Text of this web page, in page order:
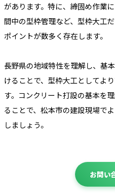
があります。特に、締固め作業
間中の型枠管理など、型枠大工
ポイントが数多く存在します。
長野県の地域特性を理解し、基
けることで、型枠大工としてよ
す。コンクリート打設の基本を
ることで、松本市の建設現場で
しましょう。
お問い